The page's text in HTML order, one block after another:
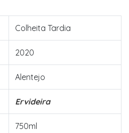
Colheita Tardia
2020
Alentejo
Ervideira
750ml